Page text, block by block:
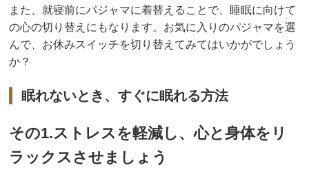
また、就寝前にパジャマに着替えることで、睡眠に向けて
の心の切り替えにもなります。お気に入りのパジャマを選
んで、お休みスイッチを切り替えてみてはいかがでしょう
か？
眠れないとき、すぐに眠れる方法
その1.ストレスを軽減し、心と身体をリ
ラックスさせましょう